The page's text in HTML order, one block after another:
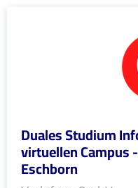
Duales Studium
virtuellen Campus
Eschborn